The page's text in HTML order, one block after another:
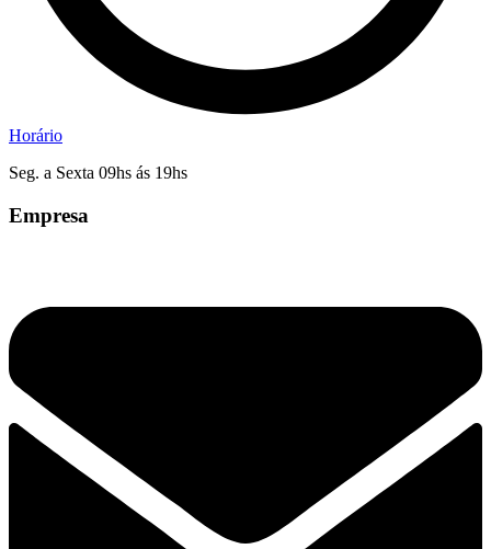
Horário
Seg. a Sexta 09hs ás 19hs
Empresa